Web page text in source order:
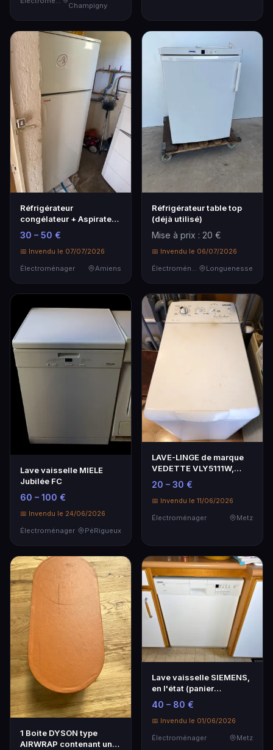
Champigny
Réfrigérateur
congélateur + Aspirateur
Vendu sur désignation…
30 – 50 €
📅 Invendu le 07/07/2026
Électroménager
Amiens
Réfrigérateur table top
(déjà utilisé)
Mise à prix : 20 €
📅 Invendu le 06/07/2026
Électroménager
Longuenesse
Lave vaisselle MIELE
Jubilée FC
60 – 100 €
📅 Invendu le 24/06/2026
Électroménager
PéRigueux
LAVE-LINGE de marque
VEDETTE VLY5111W,
avec un étendage et u…
20 – 30 €
📅 Invendu le 11/06/2026
Électroménager
Metz
1 Boite DYSON type
AIRWRAP contenant un
Lave vaisselle SIEMENS,
en l'état (panier
supérieur rouillé)…
40 – 80 €
📅 Invendu le 01/06/2026
Électroménager
Metz